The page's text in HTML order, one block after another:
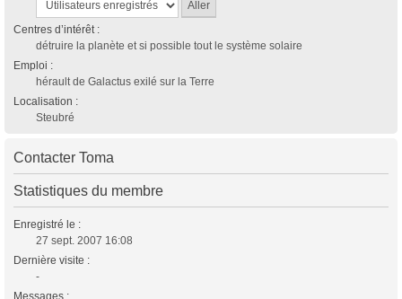
Centres d’intérêt :
détruire la planète et si possible tout le système solaire
Emploi :
hérault de Galactus exilé sur la Terre
Localisation :
Steubré
Contacter Toma
Statistiques du membre
Enregistré le :
27 sept. 2007 16:08
Dernière visite :
-
Messages :